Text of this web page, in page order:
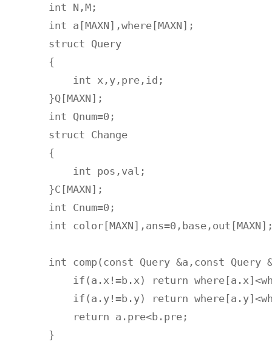
int N,M;
int a[MAXN],where[MAXN];
struct Query
{
    int x,y,pre,id;
}Q[MAXN];
int Qnum=0;
struct Change
{
    int pos,val;
}C[MAXN];
int Cnum=0;
int
int comp(const Query &a,const Query
if(a.x!=b.x) return
if(a.y!=b.y) return
    return a.pre<b.pre;
}